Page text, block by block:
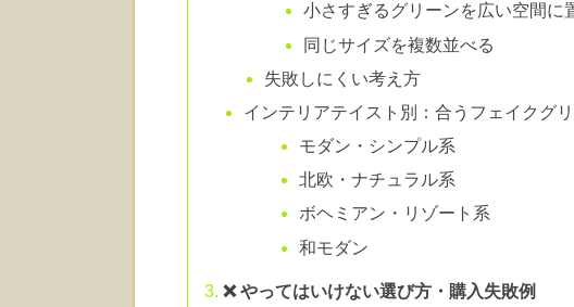
小さすぎるグリーンを広い空間に
同じサイズを複数並べる
失敗しにくい考え方
インテリアテイスト別：合うフェイクグ
モダン・シンプル系
北欧・ナチュラル系
ボヘミアン・リゾート系
和モダン
❌ やってはいけない選び方・購入失敗例